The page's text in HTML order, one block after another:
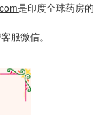
是印度全球药房的
服微信。